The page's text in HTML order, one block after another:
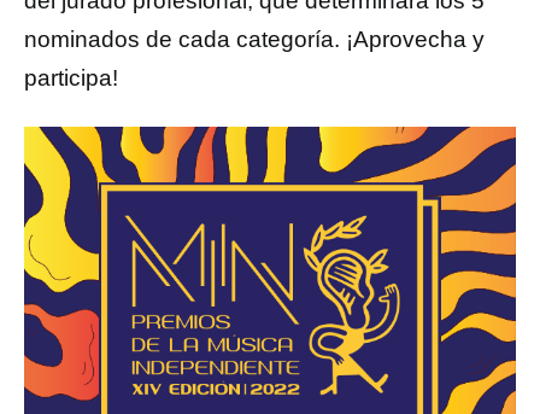
nominados de cada categoría. ¡Aprovecha y
participa!